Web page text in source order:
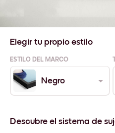
Elegir tu propio estilo
ESTILO DEL MARCO
Negro
Descubre el sistema de